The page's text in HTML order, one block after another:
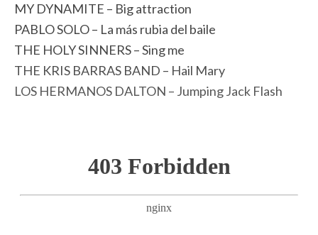
MY DYNAMITE – Big attraction
PABLO SOLO – La más rubia del baile
THE HOLY SINNERS – Sing me
THE KRIS BARRAS BAND – Hail Mary
LOS HERMANOS DALTON – Jumping Jack Flash